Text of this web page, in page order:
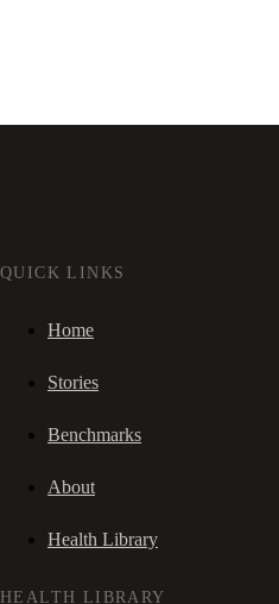
QUICK LINKS
Home
Stories
Benchmarks
About
Health Library
HEALTH LIBRARY